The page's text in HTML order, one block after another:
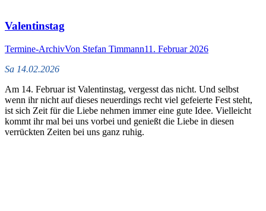
Valentinstag
Termine-ArchivVon Stefan Timmann11. Februar 2026
Sa 14.02.2026
Am 14. Februar ist Valentinstag, vergesst das nicht. Und selbst
wenn ihr nicht auf dieses neuerdings recht viel gefeierte Fest steht,
ist sich Zeit für die Liebe nehmen immer eine gute Idee. Vielleicht
kommt ihr mal bei uns vorbei und genießt die Liebe in diesen
verrückten Zeiten bei uns ganz ruhig.